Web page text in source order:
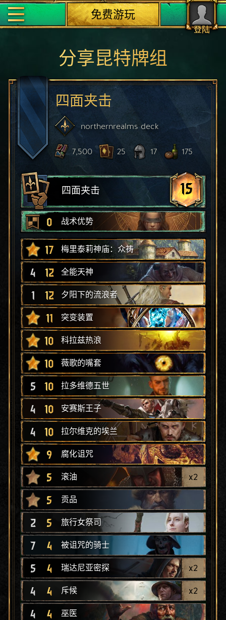
登陆
免费游玩
分享昆特牌组
四面夹击
northernrealmsdeck
7,500 25 17 175
四面夹击 15
0 战术优势
17 梅里泰莉神庙：众祷
4 12 全能天神
1 12 夕阳下的流浪者
11 突变装置
10 科拉兹热浪
10 薇歌的嘴套
5 10 拉多维德五世
4 10 安赛斯王子
4 10 拉尔维克的埃兰
9 腐化诅咒
5 滚油 x2
5 贡品
2 5 旅行女祭司
7 4 被诅咒的骑士
5 4 瑞达尼亚密探 x2
4 4 斥候 x2
4 4 巫医